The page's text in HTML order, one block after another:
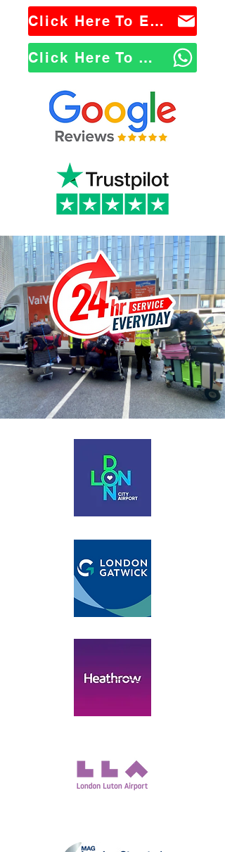
Click Here To Email Us
Click Here To WhatsApp Us